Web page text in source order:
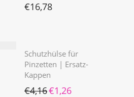
€16,78
Schutzhülse für
Pinzetten | Ersatz-
Kappen
€4,16 Ursprünglicher Preis war:
€1,26